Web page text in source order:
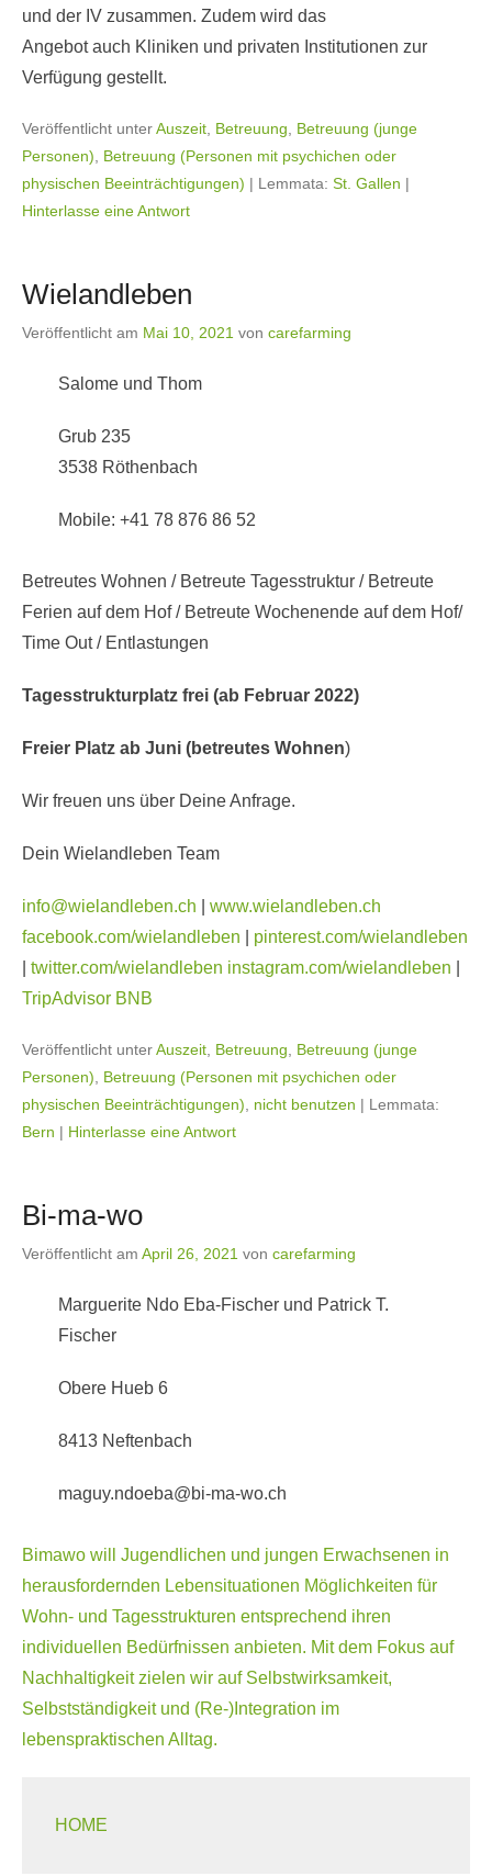
und der IV zusammen. Zudem wird das
Angebot auch Kliniken und privaten Institutionen zur
Verfügung gestellt.
Veröffentlicht unterAuszeit, Betreuung, Betreuung (junge
Personen), Betreuung (Personen mit psychichen oder
physischen Beeinträchtigungen) | Lemmata: St. Gallen |
Hinterlasse eine Antwort
Wielandleben
Veröffentlicht am Mai 10, 2021 von carefarming
Salome und Thom
Grub 235
3538 Röthenbach
Mobile: +41 78 876 86 52
Betreutes Wohnen / Betreute Tagesstruktur / Betreute
Ferien auf dem Hof / Betreute Wochenende auf dem Hof/
Time Out / Entlastungen
Tagesstrukturplatz frei (ab Februar 2022)
Freier Platz ab Juni (betreutes Wohnen)
Wir freuen uns über Deine Anfrage.
Dein Wielandleben Team
info@wielandleben.ch
www.wielandleben.ch
facebook.com/wielandleben
pinterest.com/wielandleben
twitter.com/wielandleben instagram.com/wielandleben
TripAdvisor BNB
Veröffentlicht unterAuszeit, Betreuung, Betreuung (junge
Personen), Betreuung (Personen mit psychichen oder
physischen Beeinträchtigungen), nicht benutzen | Lemmata:
Bern | Hinterlasse eine Antwort
Bi-ma-wo
Veröffentlicht am April 26, 2021 von carefarming
Marguerite Ndo Eba-Fischer und Patrick T.
Fischer
Obere Hueb 6
8413 Neftenbach
maguy.ndoeba@bi-ma-wo.ch
Bimawo will Jugendlichen und jungen Erwachsenen in
herausfordernden Lebensituationen Möglich­keiten für
Wohn- und Tagesstrukturen entsprechend ihren
individuellen Bedürfnissen anbieten. Mit dem Fokus auf
Nachhaltigkeit zielen wir auf Selbstwirksamkeit,
Selbstständigkeit und (Re-)Integration im
lebenspraktischen Alltag.
HOME